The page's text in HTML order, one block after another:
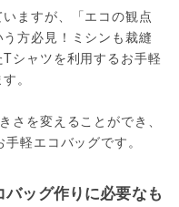
ますが、「エコの観点
方必見！ミシンも裁縫
シャツを利用するお手軽
。
さを変えることができ、
軽エコバッグです。
ッグ作りに必要なも